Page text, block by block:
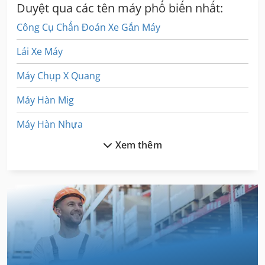
Duyệt qua các tên máy phổ biến nhất:
Công Cụ Chẩn Đoán Xe Gắn Máy
Lái Xe Máy
Máy Chụp X Quang
Máy Hàn Mig
Máy Hàn Nhựa
Máy Làm Sạch Và Khử Trùng
Máy Tiện Cam
Máy Tiện Chính Xác
Máy Tiện Cnc
Xem thêm